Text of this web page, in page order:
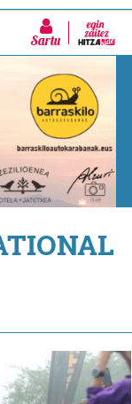
Sartu